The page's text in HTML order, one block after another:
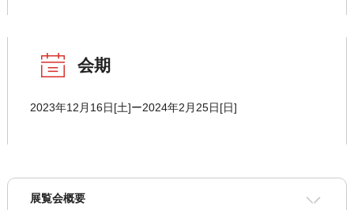
会期
2023年12月16日[土]ー2024年2月25日[日]
展覧会概要